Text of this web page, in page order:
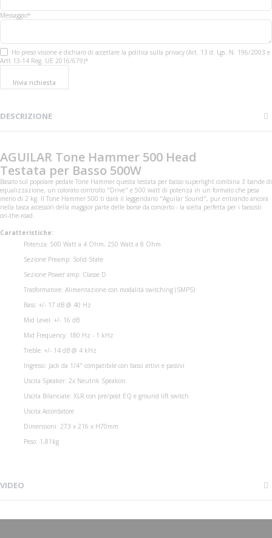
Messaggio*
Ho preso visione e dichiaro di accettare la politica sulla privacy (Art. 13 d. Lgs. N. 196/2003 e
Artt 13-14 Reg. UE 2016/679)*
Invia richiesta
DESCRIZIONE
AGUILAR Tone Hammer 500 Head
Testata per Basso 500W
Basato sul popolare pedale Tone Hammer questa testata per basso superlight combina 3 bande di
equalizzazione, un colorato controllo "Drive" e 500 watt di potenza in un formato che pesa
meno di 2 kg. Il Tone Hammer 500 ti darà il leggendario "Aguilar Sound", pur entrando ancora
nella tasca accessori della maggior parte delle borse da concerto - la scelta perfetta per i bassisti
on-the-road.
Caratteristiche:
Potenza: 500 Watt a 4 Ohm, 250 Watt a 8 Ohm
Sezione Preamp: Solid State
Sezione Power amp: Classe D
Trasformatore: Alimentazione con modalità switching (SMPS)
Bass: +/- 17 dB @ 40 Hz
Mid Level: +/- 16 dB
Mid Frequency: 180 Hz - 1 kHz
Treble: +/- 14 dB @ 4 kHz
Ingressi: Jack da 1/4" compatibile con bassi attivi e passivi
Uscita Speaker: 2x Neutrik Speakon
Uscita Bilanciate: XLR con pre/post EQ e ground lift switch
Uscita Accordatore
Dimensioni: 273 x 216 x H70mm
Peso: 1,81kg
VIDEO